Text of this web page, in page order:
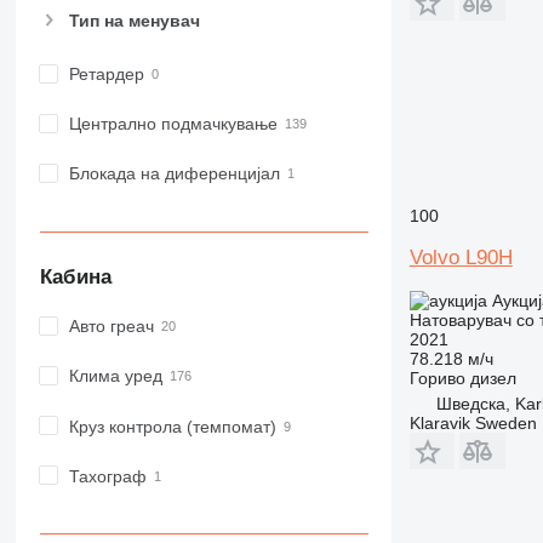
Тип на менувач
Ретардер
Централно подмачкување
Блокада на диференцијал
Кабина
Авто греач
Клима уред
Круз контрола (темпомат)
Тахограф
100
Volvo L90H
Натоварувач со
2021
78.218 м/ч
Гориво дизел
Шведска,
Klaravik Sweden